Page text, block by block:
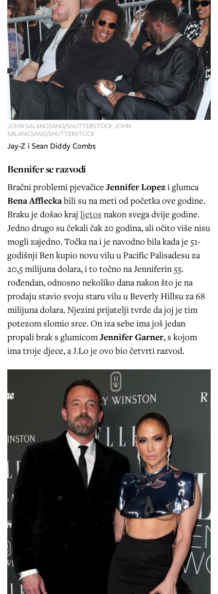
Jay-Z i Sean Diddy Combs
JOHN SALANGSANG/SHUTTERSTOCK JOHN
SALANGSANG/SHUTTERSTOCK
Bennifer se razvodi
Bračni problemi pjevačice Jennifer Lopezi glumca
Bena Affleckabili su na meti od početka ove godine.
Braku je došao kraj ljetos nakon svega dvije godine.
Jedno drugo su čekali čak 20 godina, ali očito više nisu
mogli zajedno. Točka na i je navodno bila kada je 51-
godišnji Ben kupio novu vilu u Pacific Palisadesu za
20,5 milijuna dolara, i to točno na Jenniferin 55.
rođendan, odnosno nekoliko dana nakon što je na
prodaju stavio svoju staru vilu u Beverly Hillsu za 68
milijuna dolara. Njezini prijatelji tvrde da joj je tim
potezom slomio srce. On iza sebe ima još jedan
propali brak s glumicomJennifer Garner, s kojom
ima troje djece, a J.Lo je ovo bio četvrti razvod.